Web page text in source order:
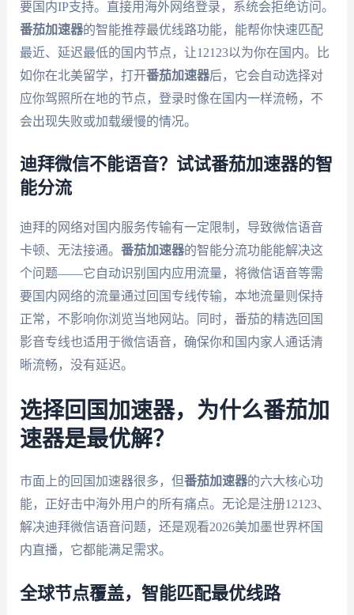
要国内IP支持。直接用海外网络登录，系统会拒绝访问。
番茄加速器的智能推荐最优线路功能，能帮你快速匹配
最近、延迟最低的国内节点，让12123以为你在国内。比
如你在北美留学，打开番茄加速器后，它会自动选择对
应你驾照所在地的节点，登录时像在国内一样流畅，不
会出现失败或加载缓慢的情况。
迪拜微信不能语音？试试番茄加速器的智
能分流
迪拜的网络对国内服务传输有一定限制，导致微信语音
卡顿、无法接通。 番茄加速器的智能分流功能能解决这
个问题——它自动识别国内应用流量，将微信语音等需
要国内网络的流量通过回国专线传输，本地流量则保持
正常，不影响你浏览当地网站。同时，番茄的精选回国
影音专线也适用于微信语音，确保你和国内家人通话清
晰流畅，没有延迟。
选择回国加速器，为什么番茄加
速器是最优解？
市面上的回国加速器很多，但番茄加速器的六大核心功
能，正好击中海外用户的所有痛点。无论是注册12123、
解决迪拜微信语音问题，还是观看2026美加墨世界杯国
内直播，它都能满足需求。
全球节点覆盖，智能匹配最优线路